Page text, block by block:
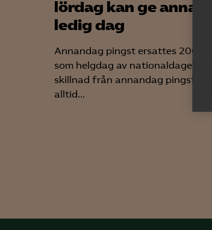
lördag kan ge annan
ledig dag
Annandag pingst ersattes 2005
som helgdag av nationaldagen. Till
skillnad från annandag pingst som
alltid...